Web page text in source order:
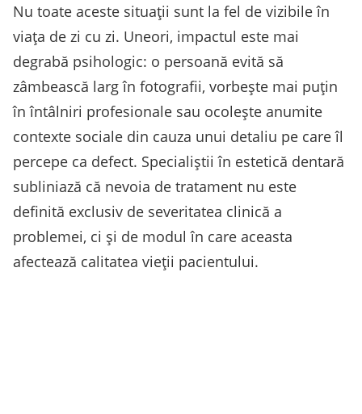
Nu toate aceste situații sunt la fel de vizibile în
viața de zi cu zi. Uneori, impactul este mai
degrabă psihologic: o persoană evită să
zâmbească larg în fotografii, vorbește mai puțin
în întâlniri profesionale sau ocolește anumite
contexte sociale din cauza unui detaliu pe care îl
percepe ca defect. Specialiștii în estetică dentară
subliniază că nevoia de tratament nu este
definită exclusiv de severitatea clinică a
problemei, ci și de modul în care aceasta
afectează calitatea vieții pacientului.